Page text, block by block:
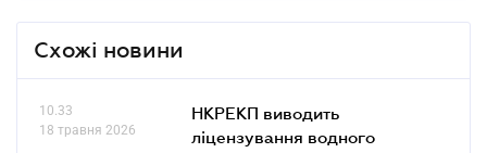
Схожі новини
10.33
18 травня 2026
НКРЕКП виводить
ліцензування водного